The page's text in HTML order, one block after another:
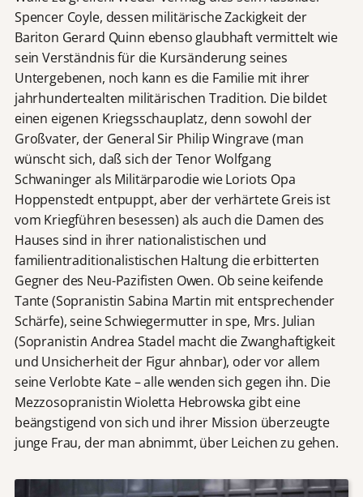
Spencer Coyle, dessen militärische Zackigkeit der
Bariton Gerard Quinn ebenso glaubhaft vermittelt wie
sein Verständnis für die Kursänderung seines
Untergebenen, noch kann es die Familie mit ihrer
jahrhundertealten militärischen Tradition. Die bildet
einen eigenen Kriegsschauplatz, denn sowohl der
Großvater, der General Sir Philip Wingrave (man
wünscht sich, daß sich der Tenor Wolfgang
Schwaninger als Militärparodie wie Loriots Opa
Hoppenstedt entpuppt, aber der verhärtete Greis ist
vom Kriegführen besessen) als auch die Damen des
Hauses sind in ihrer nationalistischen und
familientraditionalistischen Haltung die erbitterten
Gegner des Neu-Pazifisten Owen. Ob seine keifende
Tante (Sopranistin Sabina Martin mit entsprechender
Schärfe), seine Schwiegermutter in spe, Mrs. Julian
(Sopranistin Andrea Stadel macht die Zwanghaftigkeit
und Unsicherheit der Figur ahnbar), oder vor allem
seine Verlobte Kate – alle wenden sich gegen ihn. Die
Mezzosopranistin Wioletta Hebrowska gibt eine
beängstigend von sich und ihrer Mission überzeugte
junge Frau, der man abnimmt, über Leichen zu gehen.